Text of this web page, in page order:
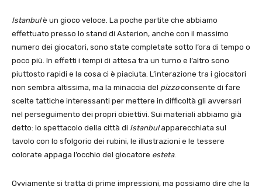
Istanbulè un gioco veloce. La poche partite che abbiamo
effettuato presso lo stand di Asterion, anche con il massimo
numero dei giocatori, sono state completate sotto l’ora di tempo o
poco più. In effetti i tempi di attesa tra un turno e l’altro sono
piuttosto rapidi e la cosa ci è piaciuta. L’interazione tra i giocatori
non sembra altissima, ma la minaccia del pizzoconsente di fare
scelte tattiche interessanti per mettere in difficoltà gli avversari
nel perseguimento dei propri obiettivi. Sui materiali abbiamo già
detto: lo spettacolo della città di Istanbulapparecchiata sul
tavolo con lo sfolgorio dei rubini, le illustrazioni e le tessere
colorate appaga l’occhio del giocatore esteta.
Ovviamente si tratta di prime impressioni, ma possiamo dire che la